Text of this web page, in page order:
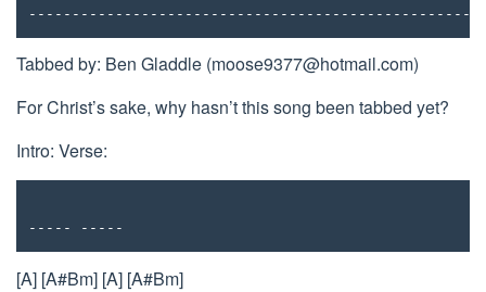
Tabbed by: Ben Gladdle (moose9377@hotmail.com)
For Christ’s sake, why hasn’t this song been tabbed yet?
Intro: Verse:
----- -----
[A] [A#Bm] [A] [A#Bm]